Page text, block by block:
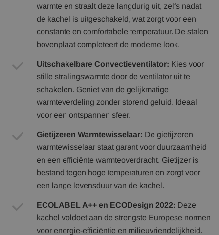
warmte en straalt deze langdurig uit, zelfs nadat
de kachel is uitgeschakeld, wat zorgt voor een
constante en comfortabele temperatuur. De stalen
bovenplaat completeert de moderne look.
Uitschakelbare Convectieventilator: Kies voor
stille stralingswarmte door de ventilator uit te
schakelen. Geniet van de gelijkmatige
warmteverdeling zonder storend geluid. Ideaal
voor een ontspannen sfeer.
Gietijzeren Warmtewisselaar: De gietijzeren
warmtewisselaar staat garant voor duurzaamheid
en een efficiënte warmteoverdracht. Gietijzer is
bestand tegen hoge temperaturen en zorgt voor
een lange levensduur van de kachel.
ECOLABEL A++ en ECODesign 2022: Deze
kachel voldoet aan de strengste Europese normen
voor energie-efficiëntie en milieuvriendelijkheid.